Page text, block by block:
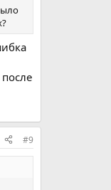
#9